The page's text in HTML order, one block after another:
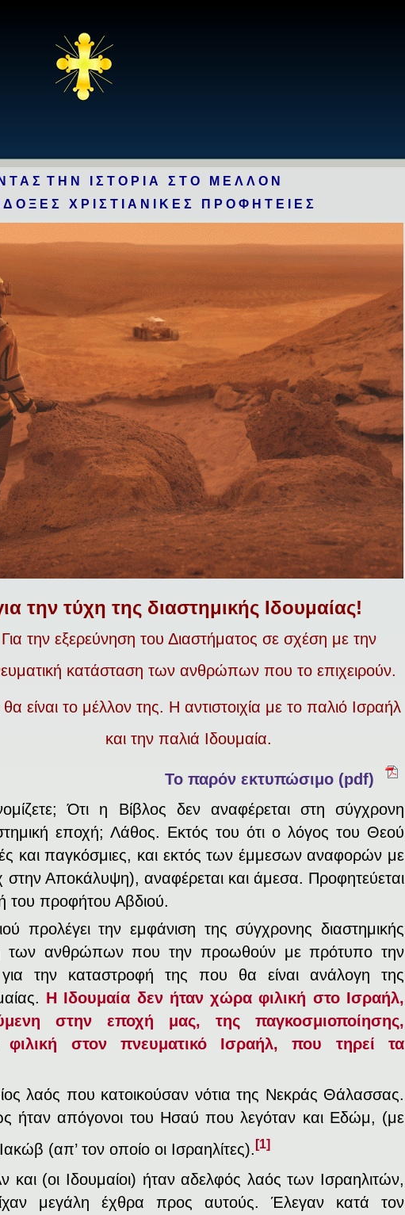
ΤΗΝ ΙΣΤΟΡΙΑ ΣΤΟ ΜΕΛΛΟΝ
ΧΡΙΣΤΙΑΝΙΚΕΣ ΠΡΟΦΗΤΕΙΕΣ
την τύχη της διαστημικής Ιδουμαίας!
Για την εξερεύνηση του Διαστήματος σε σχέση με την
κατάσταση των ανθρώπων που το επιχειρούν.
θα είναι το μέλλον της. Η αντιστοιχία με το παλιό Ισραήλ
και την παλιά Ιδουμαία.
Το παρόν εκτυπώσιμο (pdf)
Ότι η Βίβλος δεν αναφέρεται στη σύγχρονη
εποχή; Λάθος. Εκτός του ότι ο λόγος του Θεού
και παγκόσμιες, και εκτός των έμμεσων αναφορών με
Αποκάλυψη), αναφέρεται και άμεσα. Προφητεύεται
του προφήτου Αβδιού.
προλέγει την εμφάνιση της σύγχρονης διαστημικής
των ανθρώπων που την προωθούν με πρότυπο την
για την καταστροφή της που θα είναι ανάλογη της
Η Ιδουμαία δεν ήταν χώρα φιλική στο Ισραήλ,
στην εποχή μας, της παγκοσμιοποίησης,
φιλική στον πνευματικό Ισραήλ, που τηρεί τα
λαός που κατοικούσαν νότια της Νεκράς Θάλασσας.
ήταν απόγονοι του Ησαύ που λεγόταν και Εδώμ, (με
(απ’ τον οποίο οι Ισραηλίτες). [1]
και (οι Ιδουμαίοι) ήταν αδελφός λαός των Ισραηλιτών,
μεγάλη έχθρα προς αυτούς. Έλεγαν κατά τον